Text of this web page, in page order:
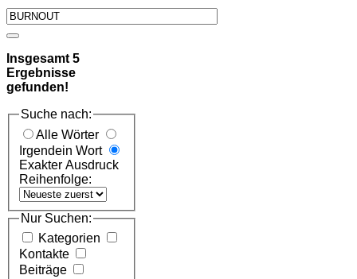
Insgesamt 5
Ergebnisse
gefunden!
Suche nach:
Alle Wörter
Irgendein Wort
Exakter Ausdruck
Reihenfolge:
Nur Suchen:
Kategorien
Kontakte
Beiträge